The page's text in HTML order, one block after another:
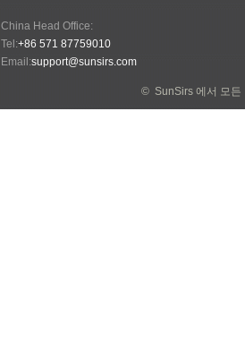
China Head Office:
Tel:+86 571 87759010
Email:support@sunsirs.com
© SunSirs 에서 모